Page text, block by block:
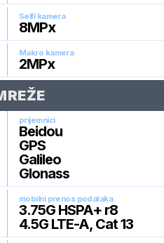
Selfi kamera
8MPx
Makro kamera
2MPx
prijemnici
Beidou
GPS
Galileo
Glonass
mobilni prenos podataka
3.75G HSPA+ r8
4.5G LTE-A, Cat 13